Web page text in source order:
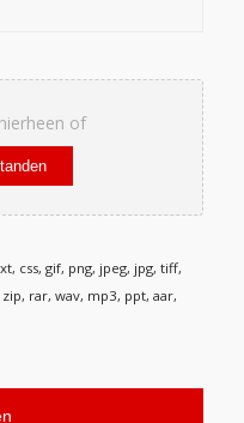
of
css, gif, png, jpeg, jpg, tiff,
rar, wav, mp3, ppt, aar,